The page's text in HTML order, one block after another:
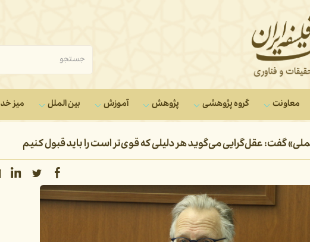
معاونت‌ گروه‌ پژوهشی پژوهش آموزش بین الملل میز
گفت: عقل‌گرایی می‌گوید هر دلیلی که قوی‌تر است را باید قبول کنیم